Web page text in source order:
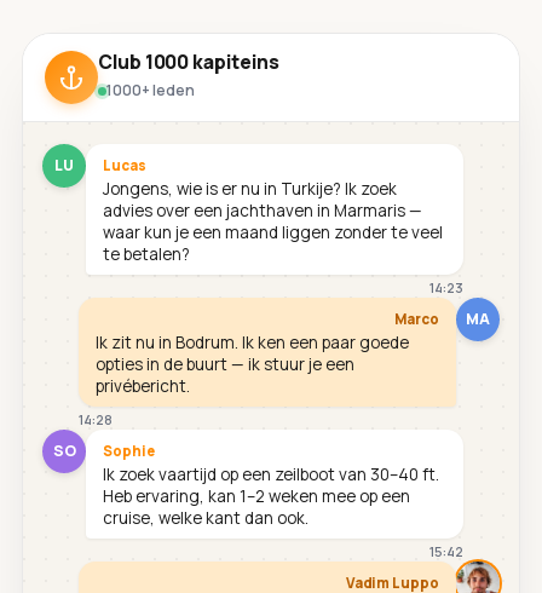
Club 1000 kapiteins
1000+ leden
LU Lucas
Jongens, wie is er nu in Turkije? Ik zoek
advies over een jachthaven in Marmaris —
waar kun je een maand liggen zonder te veel
te betalen?
14:23
MA
Marco
Ik zit nu in Bodrum. Ik ken een paar goede
opties in de buurt — ik stuur je een
privébericht.
14:28
SO Sophie
Ik zoek vaartijd op een zeilboot van 30–40 ft.
Heb ervaring, kan 1–2 weken mee op een
cruise, welke kant dan ook.
15:42
Vadim Luppo